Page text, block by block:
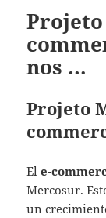
nos …
Projeto
Ele-
Mercosur.
un